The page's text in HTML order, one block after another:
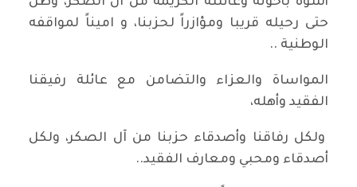
حتى رحيله قريبا ومؤازراً لحزبنا، و اميناً لمواقفه
الوطنية ..
المواساة والعزاء والتضامن مع عائلة رفيقنا
الفقيد وأهله،
ولكل رفاقنا وأصدقاء حزبنا من آل الصكر، ولكل
أصدقاء ومحبي ومعارف الفقيد..